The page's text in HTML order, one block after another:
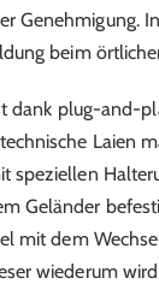
Genehmigung.
beim
dank plug-and-
Laien
speziellen
Geländer
mit dem
wiederum